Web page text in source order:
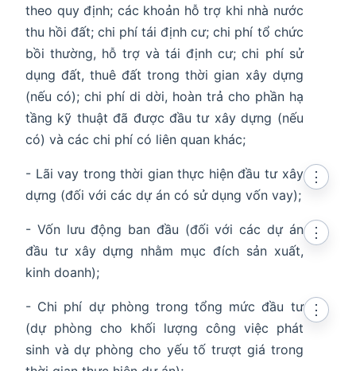
theo quy định; các khoản hỗ trợ khi nhà nước
thu hồi đất; chi phí tái định cư; chi phí tổ chức
bồi thường, hỗ trợ và tái định cư; chi phí sử
dụng đất, thuê đất trong thời gian xây dựng
(nếu có); chi phí di dời, hoàn trả cho phần hạ
tầng kỹ thuật đã được đầu tư xây dựng (nếu
có) và các chi phí có liên quan khác;
- Lãi vay trong thời gian thực hiện đầu tư xây
dựng (đối với các dự án có sử dụng vốn vay);
⋮
- Vốn lưu động ban đầu (đối với các dự án
đầu tư xây dựng nhằm mục đích sản xuất,
kinh doanh);
⋮
- Chi phí dự phòng trong tổng mức đầu tư
(dự phòng cho khối lượng công việc phát
sinh và dự phòng cho yếu tố trượt giá trong
⋮